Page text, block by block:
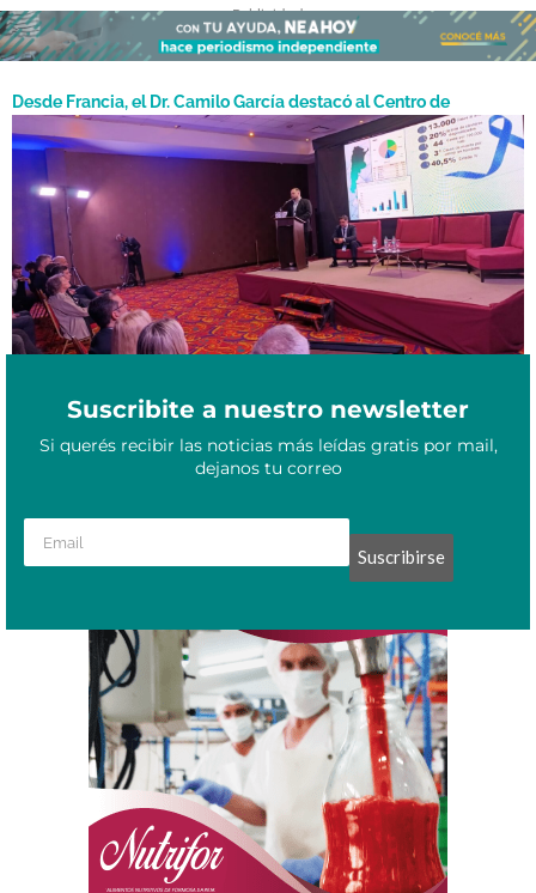
- Publicidad -
Desde Francia, el Dr. Camilo García destacó al Centro de
Medicina Nuclear y Radioterapia como un ejemplo de equidad
en salud
Suscribite a nuestro newsletter
Si querés recibir las noticias más leídas gratis por mail,
dejanos tu correo
Suscribirse